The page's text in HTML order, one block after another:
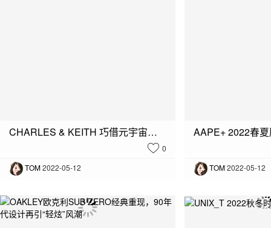
CHARLES & KEITH 巧借元宇宙东风，于 DECENTRALAND 虚拟时装周闪耀登场
0
TOM2022-05-12
AAPE+ 2022春
TOM2022-05-12